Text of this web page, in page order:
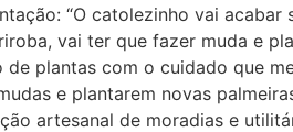
“O catolezinho vai
vai ter que fazer muda e
plantas com o cuidado que
e plantarem novas
artesanal de moradias e